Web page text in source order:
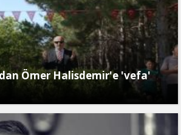
Ömer Halisdemir'e 'vefa'